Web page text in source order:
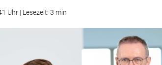
Uhr | Lesezeit: 3 min